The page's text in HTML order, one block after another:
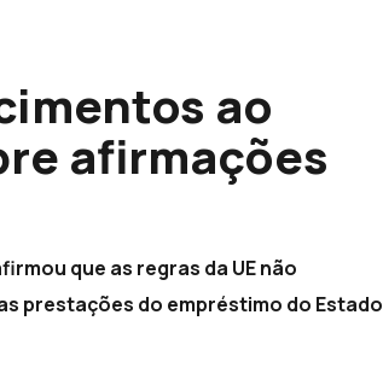
ao
afirmações
que as regras da UE não
prestações do empréstimo do Estado